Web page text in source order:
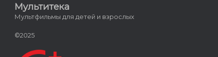
Мультитека
Мультфильмы для детей и взрослых
©2025